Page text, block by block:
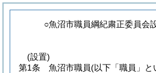
○魚沼市職員綱紀粛正委員会
(設置)
第1条
魚沼市職員(以下「職員」と